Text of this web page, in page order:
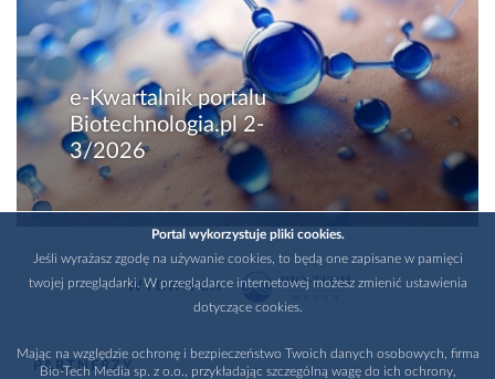
e-Kwartalnik portalu
Biotechnologia.pl 2-
3/2026
WYDAWCA
PARTNERZY
Portal wykorzystuje pliki cookies.
Jeśli wyrażasz zgodę na używanie cookies, to będą one zapisane w pamięci
twojej przeglądarki. W przeglądarce internetowej możesz zmienić ustawienia
dotyczące cookies.
Mając na względzie ochronę i bezpieczeństwo Twoich danych osobowych, firma
Bio-Tech Media sp. z o.o., przykładając szczególną wagę do ich ochrony,